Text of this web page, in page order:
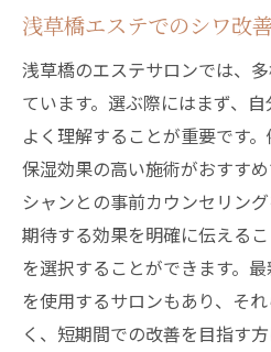
浅草橋のエステで心
エステルームでのシ
浅草橋でのエステ体
シワに悩むあなたに浅草
ュの提案
浅草橋エステでリフ
シワ改善に役立つリ
エステでリフレッシ
浅草橋でのエステが
浅草橋エステでのシワ改
浅草橋のエステサロンでは、
ています。選ぶ際にはまず、
よく理解することが重要です
保湿効果の高い施術がおすす
シャンとの事前カウンセリン
期待する効果を明確に伝える
を選択することができます。
を使用するサロンもあり、そ
く、短期間での改善を目指す